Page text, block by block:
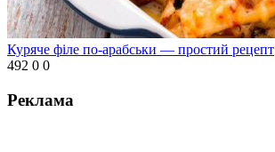
Куряче філе по-арабськи — простий рецепт
492 0 0
Реклама